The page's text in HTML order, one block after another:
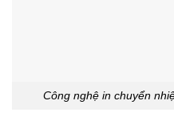
Công nghệ in chuyển